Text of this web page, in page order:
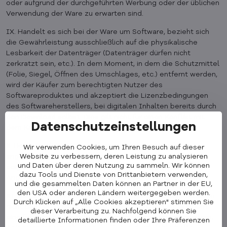
oder aufgrund der durchgeführten Werbung oder der üblichen
Verwendung der Ware zu erwarten sind.
IX. Handelt es sich bei der Ware um Software, bezieht sich
die Gewährleistung ausschließlich auf die physikalische
Lesbarkeit der Datenträger (Datenträger dürfen nicht
zerkratzt sein, etc.). In dem Moment, in dem die Schutzmittel
(Folie, Siegel, Öffnen des Umschlages, etc.) entfernt werden,
wird der Käufer zum berechtigten Nutzer des
Softwareproduktes und akzeptiert die Lizenzbedingungen
des Softwareherstellers, bei digitalen Inhalten bereits durch
dem Kaufvertrag (siehe unten).
X. Beanstandete Ware wird nur auf den vom Käufer
angegebenen Mangel (im Reklamationsformular, im
beigefügten Mängelbeschreibungsbogen) geprüft. Für die
Angabe des Mangels empfehlen wir die schriftliche Form.
XI. Stellt der Techniker fest, dass die Ursache der Probleme
nicht das reklamierte Produkt (z.B. Computer) ist, sondern
eine fehlerhafte Installation von Software (Betriebssystem,
Datenschutzeinstellungen
Wir verwenden Cookies, um Ihren Besuch auf dieser
Website zu verbessern, deren Leistung zu analysieren
und Daten über deren Nutzung zu sammeln. Wir können
dazu Tools und Dienste von Drittanbietern verwenden,
und die gesammelten Daten können an Partner in der EU,
den USA oder anderen Ländern weitergegeben werden.
Durch Klicken auf „Alle Cookies akzeptieren" stimmen Sie
dieser Verarbeitung zu. Nachfolgend können Sie
detaillierte Informationen finden oder Ihre Präferenzen